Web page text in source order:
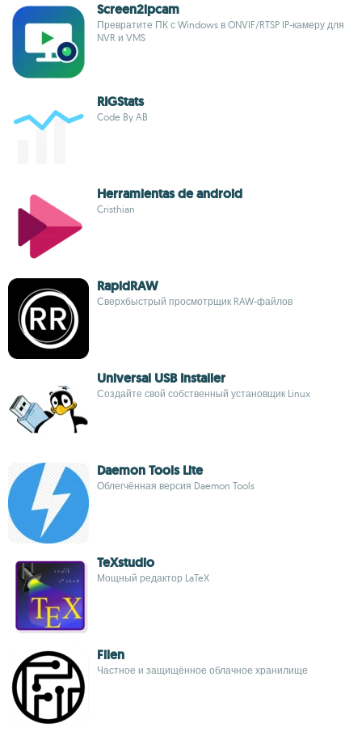
Screen2ipcam
Превратите ПК с Windows в ONVIF/RTSP IP-камеру для
NVR и VMS
RIGStats
Code By AB
Herramientas de android
Cristhian
RapidRAW
Сверхбыстрый просмотрщик RAW-файлов
Universal USB Installer
Создайте свой собственный установщик Linux
Daemon Tools Lite
Облегчённая версия Daemon Tools
TeXstudio
Мощный редактор LaTeX
Filen
Частное и защищённое облачное хранилище